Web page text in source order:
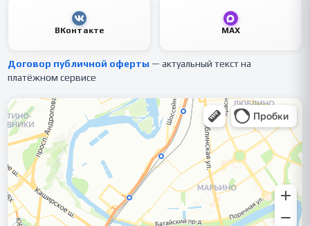
ВКонтакте MAX
Договор публичной оферты — актуальный текст на
платёжном сервисе